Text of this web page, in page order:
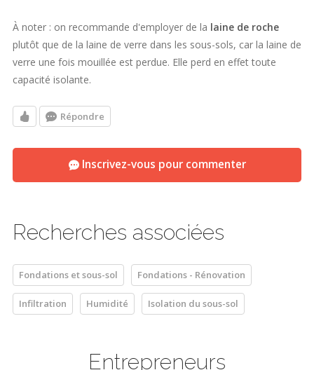
À noter : on recommande d'employer de la laine de roche
plutôt que de la laine de verre dans les sous-sols, car la laine de
verre une fois mouillée est perdue. Elle perd en effet toute
capacité isolante.
Répondre
Inscrivez-vous pour commenter
Recherches associées
Fondations et sous-sol Fondations - Rénovation
Infiltration Humidité Isolation du sous-sol
Entrepreneurs